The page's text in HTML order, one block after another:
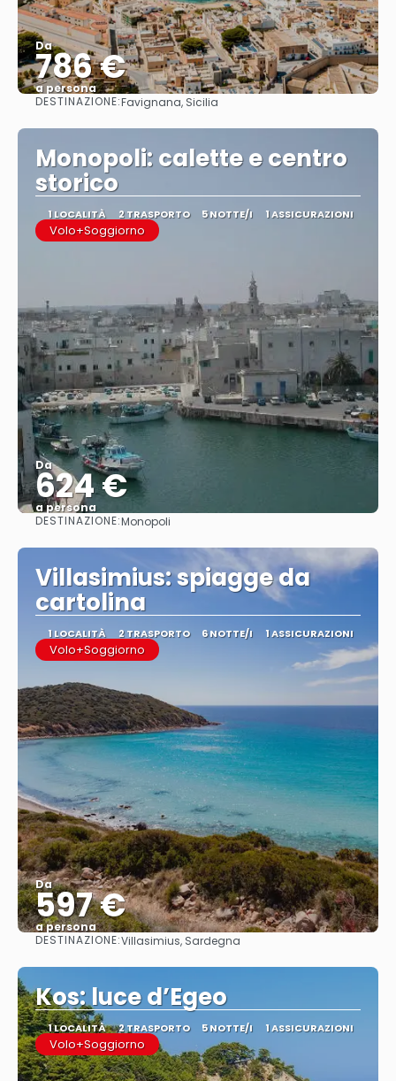
Da
786 €
a persona
Vedere
DESTINAZIONE:Favignana, Sicilia
Monopoli: calette e centro
storico
1 LOCALITÀ 2 TRASPORTO 5 NOTTE/I 1 ASSICURAZIONI
Volo+Soggiorno
Da
624 €
a persona
DESTINAZIONE:Monopoli
Villasimius: spiagge da
cartolina
1 LOCALITÀ 2 TRASPORTO 6 NOTTE/I 1 ASSICURAZIONI
Volo+Soggiorno
Da
597 €
a persona
Vedere
DESTINAZIONE:Villasimius, Sardegna
Kos: luce d’Egeo
1 LOCALITÀ 2 TRASPORTO 5 NOTTE/I 1 ASSICURAZIONI
Volo+Soggiorno